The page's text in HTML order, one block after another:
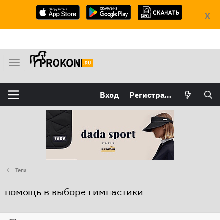
X
М
н
ю
Вход Регистрация
Теги
помощь в выборе гимнастики